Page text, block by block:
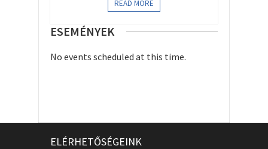
READ MORE
ESEMÉNYEK
No events scheduled at this time.
ELÉRHETŐSÉGEINK